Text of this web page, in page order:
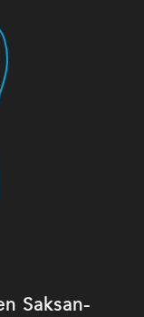
Saksan-